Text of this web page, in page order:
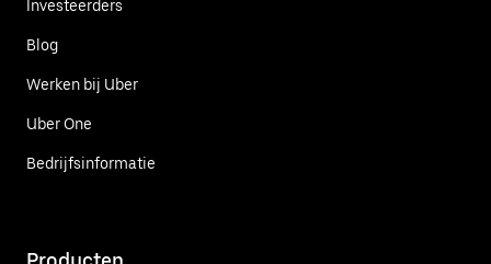
Investeerders
Blog
Werken bij Uber
Uber One
Bedrijfsinformatie